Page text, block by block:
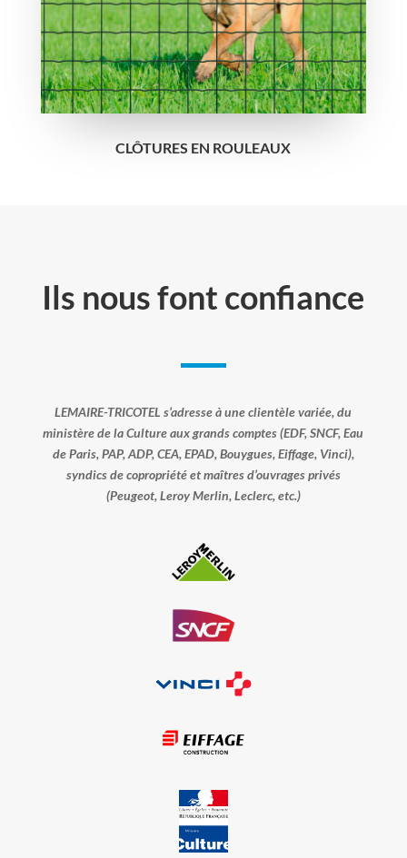
CLÔTURES EN ROULEAUX
Ils nous font confiance
LEMAIRE-TRICOTEL s’adresse à une clientèle variée, du
ministère de la Culture aux grands comptes (EDF, SNCF, Eau
de Paris, PAP, ADP, CEA, EPAD, Bouygues, Eiffage, Vinci),
syndics de copropriété et maîtres d’ouvrages privés
(Peugeot, Leroy Merlin, Leclerc, etc.)